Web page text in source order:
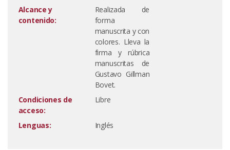
Alcance y
contenido:
Realizada de
forma
manuscrita y con
colores. Lleva la
firma y rúbrica
manuscritas de
Gustavo Gillman
Bovet.
Condiciones de
acceso:
Libre
Lenguas: Inglés